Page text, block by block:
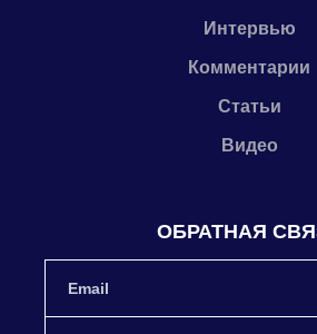
Интервью
Комментарии
Статьи
Видео
ОБРАТНАЯ